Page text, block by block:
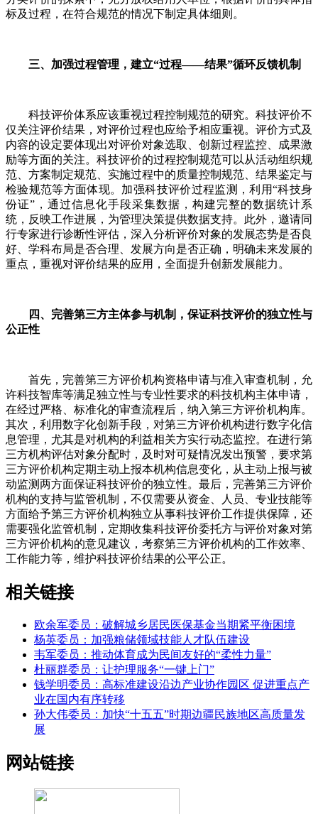
标及过程，在符合规范的情况下制定具体细则。
三、加强过程管理，建立“过程——结果”循环反馈机制
科技评价体系应该重视过程控制规范的研究。科技评价不
仅关注评价结果，对评价过程也应给予相应重视。评价方式及
内容的设定要体现出对评价对象选取、创新过程监控、成果激
励等方面的关注。科技评价的过程控制规范可以从活动组织规
范、方案制定规范、实施过程中的质量控制规范、结果鉴定与
检验规范等方面体现。加强科技评价过程监测，利用“科技身
份证”，通过信息化手段采集数据，构建完整的数据统计系
统，反映工作进展，为管理决策提供数据支持。此外，邀请同
行专家进行诊断性评估，深入分析评价对象的发展态势是否良
好、学科布局是否合理、发展方向是否正确，明确未来发展的
重点，重视对评价结果的应用，全面提升创新发展能力。
四、完善第三方主体参与机制，保证科技评价的独立性与
公正性
首先，完善第三方评价机构资格申请与准入审查机制，允
许科技智库等满足独立性与专业性要求的科技机构主体申请，
在经过严格、标准化的审查流程后，纳入第三方评价机构库。
其次，利用数字化创新手段，对第三方评价机构进行数字化信
息管理，尤其是对机构的利益相关方实行动态监控。在进行第
三方机构评估对象分配时，及时对可疑情况发出预警，要求第
三方评价机构定期主动上报本机构信息变化，从主动上报与被
动监测两方面保证科技评价的独立性。最后，完善第三方评价
机构的支持与监管机制，不仅需要从资金、人员、专业技能等
方面给予第三方评价机构独立从事科技评价工作提供保障，还
需要强化监管机制，定期收集科技评价委托方与评价对象对第
三方评价机构的意见建议，考察第三方评价机构的工作效率、
工作能力等，维护科技评价结果的公平公正。
相关链接
欧余军委员：破解城乡居民医保基金当期紧平衡困境
杨英委员：加强粮储领域技能人才队伍建设
韦军委员：推动体育成为民间友好的“柔性力量”
杜丽群委员：让护理服务“一键上门”
钱学明委员：高标准建设沿边产业协作园区 促进重点产
业在国内有序转移
孙大伟委员：加快“十五五”时期边疆民族地区高质量发
展
网站链接